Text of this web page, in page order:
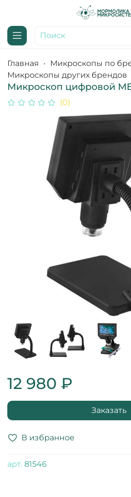
Главная
Микроскопы по
Микроскопы других брендов
Микроскоп цифровой
(0)
В избранное
арт. 81546
12 980 ₽
Заказать